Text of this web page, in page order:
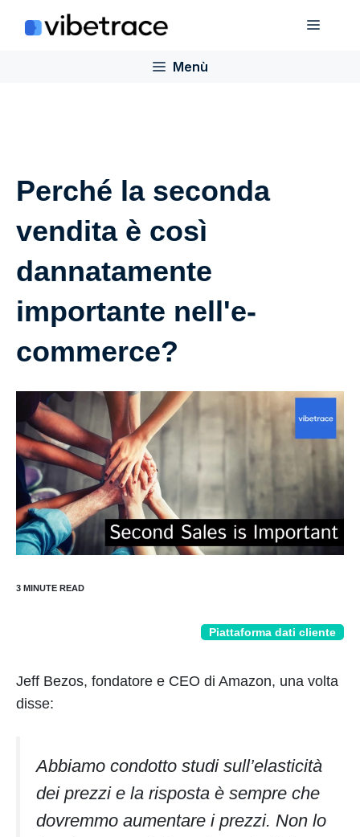
Menù
Menù
Perché la seconda
vendita è così
dannatamente
importante nell'e-
commerce?
Piattaforma dati cliente
Jeff Bezos, fondatore e CEO di Amazon, una volta
disse:
Abbiamo condotto studi sull’elasticità
dei prezzi e la risposta è sempre che
dovremmo aumentare i prezzi. Non lo